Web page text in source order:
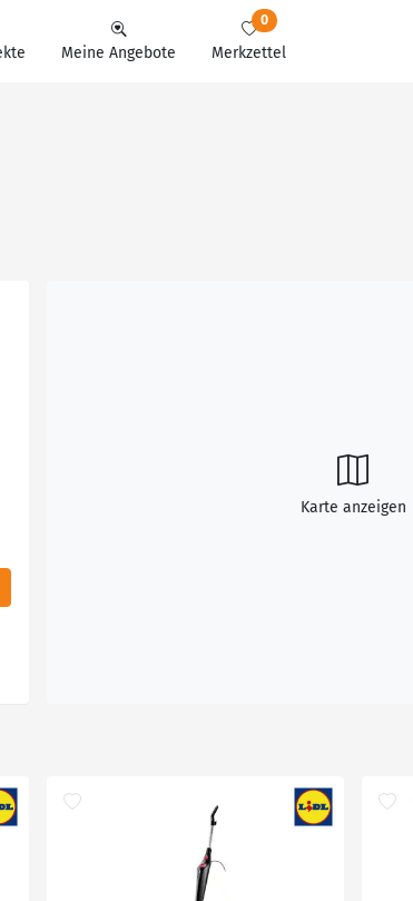
Meine Angebote Merkzettel
0
Karte anzeigen